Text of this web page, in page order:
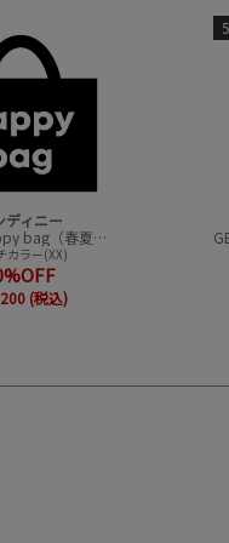
ディニー
undeny.happy bag（春夏アイテムハッピーバック）
カラー(XX)
(税込)
5